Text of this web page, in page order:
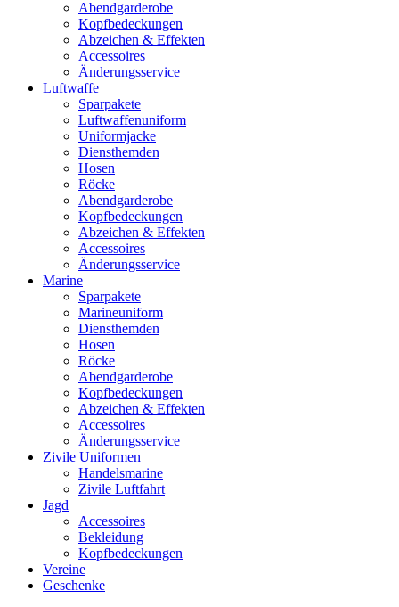
Abendgarderobe
Kopfbedeckungen
Abzeichen & Effekten
Accessoires
Änderungsservice
Luftwaffe
Sparpakete
Luftwaffenuniform
Uniformjacke
Diensthemden
Hosen
Röcke
Abendgarderobe
Kopfbedeckungen
Abzeichen & Effekten
Accessoires
Änderungsservice
Marine
Sparpakete
Marineuniform
Diensthemden
Hosen
Röcke
Abendgarderobe
Kopfbedeckungen
Abzeichen & Effekten
Accessoires
Änderungsservice
Zivile Uniformen
Handelsmarine
Zivile Luftfahrt
Jagd
Accessoires
Bekleidung
Kopfbedeckungen
Vereine
Geschenke